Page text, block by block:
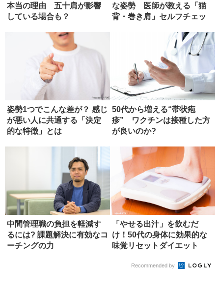
本当の理由 五十肩が影響
している場合も？
な姿勢 医師が教える「猫
背・巻き肩」セルフチェッ
姿勢1つでこんな差が？ 感じ
が悪い人に共通する「決定
的な特徴」とは
50代から増える“帯状疱
疹” ワクチンは接種した方
が良いのか?
中間管理職の負担を軽減す
るには? 課題解決に有効なコ
ーチングの力
「やせる出汁」を飲むだ
け！50代の身体に効果的な
味覚リセットダイエット
Recommended by